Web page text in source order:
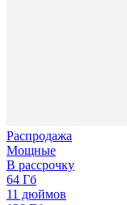
Распродажа
Мощные
В рассрочку
64 Гб
11 дюймов